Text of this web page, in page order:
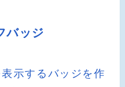
バッジ
示するバッジを作